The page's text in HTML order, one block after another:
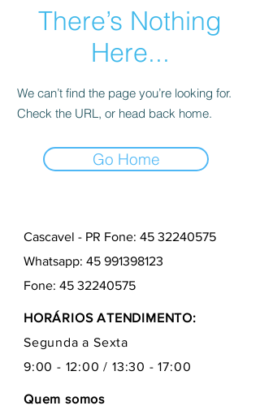
There’s Nothing
Here...
We can’t find the page you’re looking for.
Check the URL, or head back home.
Go Home
Cascavel - PR Fone: 45 32240575
Whatsapp: 45 991398123
Fone: 45 32240575
HORÁRIOS ATENDIMENTO:
Segunda a Sexta
9:00 - 12:00 / 13:30 - 17:00
Quem somos